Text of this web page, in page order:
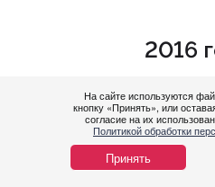
На сайте используются
кнопку «Принять», или
согласие на их
Политикой обработки
Принять
2016